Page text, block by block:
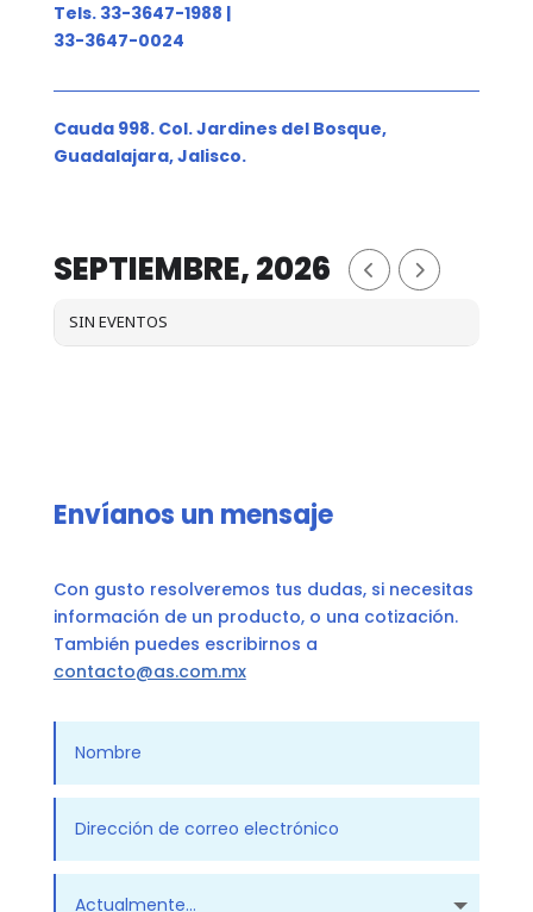
Tels. 33-3647-1988 |
33-3647-0024
Cauda 998. Col. Jardines del Bosque,
Guadalajara, Jalisco.
SEPTIEMBRE, 2026
SIN EVENTOS
Envíanos un mensaje
Con gusto resolveremos tus dudas, si necesitas
información de un producto, o una cotización.
También puedes escribirnos a
contacto@as.com.mx